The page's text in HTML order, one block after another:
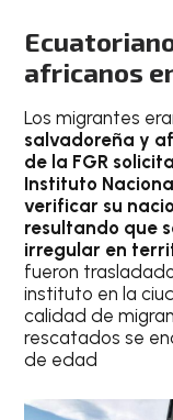
africanos
Los migrantes
salvadoreña y
de la FGR
Instituto
verificar su
resultando que
irregular en
fueron
instituto en la
calidad de
rescatados se
de edad